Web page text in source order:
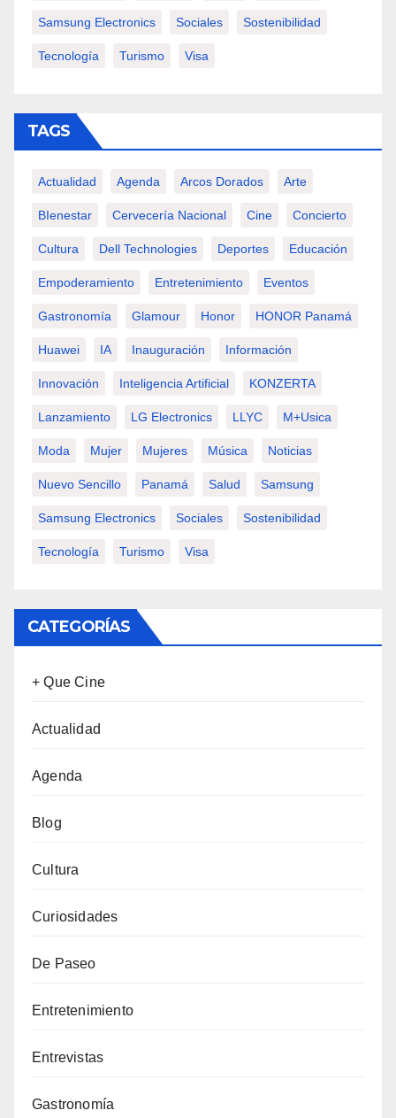
Samsung Electronics Sociales Sostenibilidad
Tecnología Turismo Visa
TAGS
Actualidad Agenda Arcos Dorados Arte
BIenestar Cervecería Nacional Cine Concierto
Cultura Dell Technologies Deportes Educación
Empoderamiento Entretenimiento Eventos
Gastronomía Glamour Honor HONOR Panamá
Huawei IA Inauguración Información
Innovación Inteligencia Artificial KONZERTA
Lanzamiento LG Electronics LLYC M+usica
Moda Mujer Mujeres Música Noticias
Nuevo Sencillo Panamá Salud Samsung
Samsung Electronics Sociales Sostenibilidad
Tecnología Turismo Visa
CATEGORÍAS
+ Que Cine
Actualidad
Agenda
Blog
Cultura
Curiosidades
De Paseo
Entretenimiento
Entrevistas
Gastronomía